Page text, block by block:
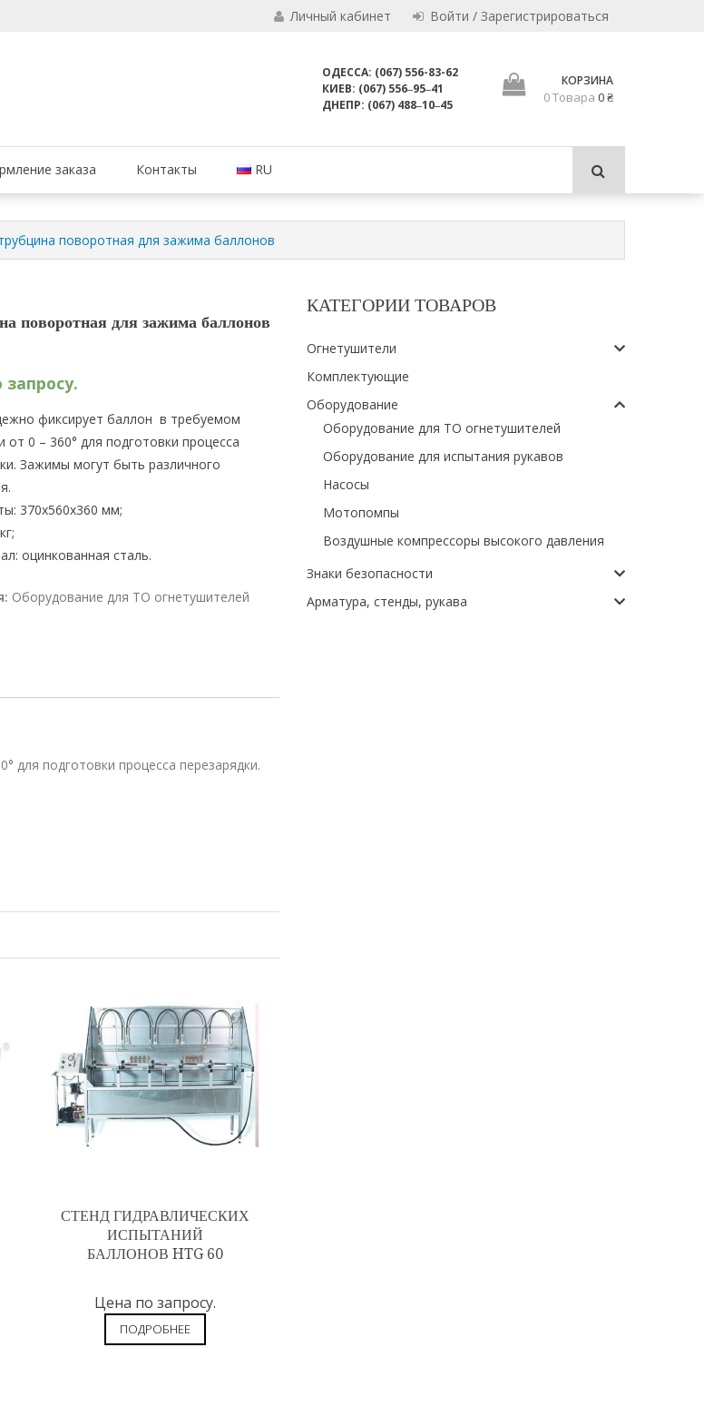
Личный кабинет Войти / Зарегистрироваться
компания МАРКО ЛТД
были в исправном состоянии и всегда были пригодны для использования по назначению.
ОДЕССА: (067) 556-83-62
КИЕВ: (067) 556‒95‒41
ДНЕПР: (067) 488‒10‒45
КОРЗИНА
0 Товара 0 ₴
заказа Контакты RU
поворотная для зажима баллонов
поворотная для зажима баллонов
фиксирует баллон в требуемом
от 0 – 360° для подготовки процесса
Зажимы могут быть различного
370x560x360 мм;
оцинкованная сталь.
Оборудование для ТО огнетушителей
подготовки процесса перезарядки.
СТЕНД ГИДРАВЛИЧЕСКИХ
ИСПЫТАНИЙ
БАЛЛОНОВ HTG 60
Цена по запросу.
ПОДРОБНЕЕ
КАТЕГОРИИ ТОВАРОВ
Огнетушители
Комплектующие
Оборудование
Оборудование для ТО огнетушителей
Оборудование для испытания рукавов
Насосы
Мотопомпы
Воздушные компрессоры высокого давления
Знаки безопасности
Арматура, стенды, рукава